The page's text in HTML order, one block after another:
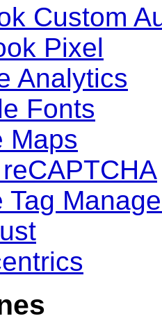
Custom
Pixel
Analytics
Fonts
Maps
Tag